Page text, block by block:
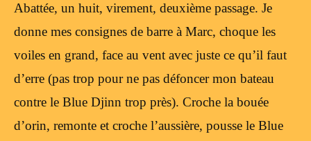
Abattée, un huit, virement, deuxième passage. Je
donne mes consignes de barre à Marc, choque les
voiles en grand, face au vent avec juste ce qu’il faut
d’erre (pas trop pour ne pas défoncer mon bateau
contre le Blue Djinn trop près). Croche la bouée
d’orin, remonte et croche l’aussière, pousse le Blue